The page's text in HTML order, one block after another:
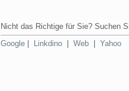
Nicht das Richtige für Sie? Suchen
Google
Linkdino Web Yahoo